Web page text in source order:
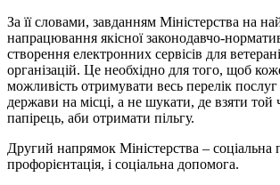
За її словами, завданням Міністерства на
напрацювання якісної законодавчо-
створення електронних сервісів для
організацій. Це необхідно для того, щоб
можливість отримувати весь перелік послуг
держави на місці, а не шукати, де взяти той
папірець, аби отримати пільгу.
Другий напрямок Міністерства – соціальна
профорієнтація, і соціальна допомога.